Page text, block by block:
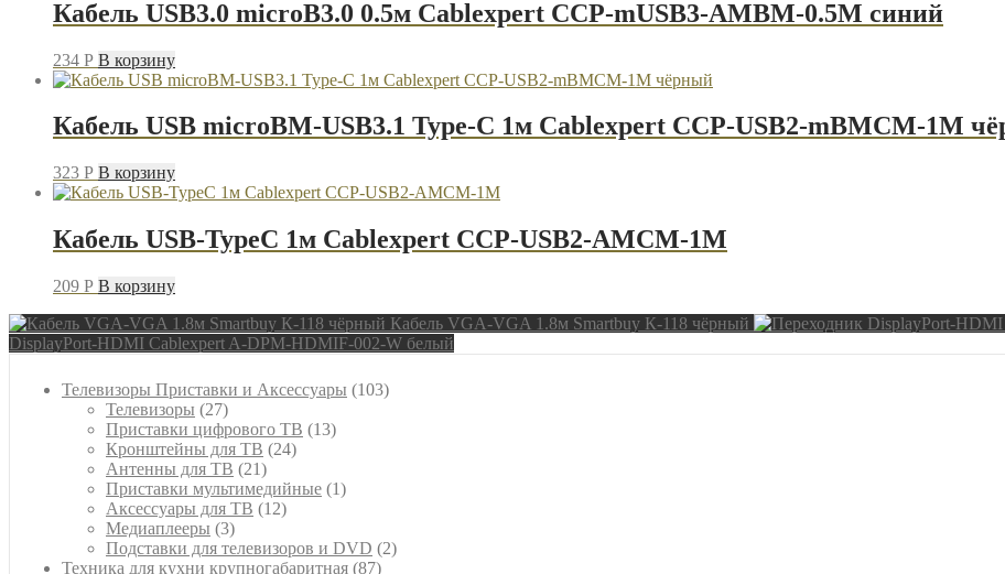
Кабель USB3.0 microB3.0 0.5м Cablexpert CCP-mUSB3-AMBM-0.5M синий
234 P В корзину
Кабель USB microBM-USB3.1 Type-C 1м Cablexpert CCP-USB2-mBMCM-1M
323 P В корзину
Кабель USB-TypeC 1м Cablexpert CCP-USB2-AMCM-1M
209 P В корзину
Кабель VGA-VGA 1.8м Smartbuy К-118 чёрный
DisplayPort-HDMI Cablexpert A-DPM-HDMIF-002-W белый
Телевизоры Приставки и Аксессуары 103103
Телевизоры 2727
товаров
Приставки цифрового ТВ 1313
Кронштейны для ТВ 2424
Антенны для ТВ 2121
товар
Приставки мультимедийные 11
Аксессуары для ТВ 1212
Медиаплееры 33
товара
Подставки для телевизоров и DVD 22
Техника для кухни крупногабаритная 8787